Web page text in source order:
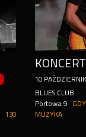
130
10
BLUES CLUB
Portowa 9
MUZYKA